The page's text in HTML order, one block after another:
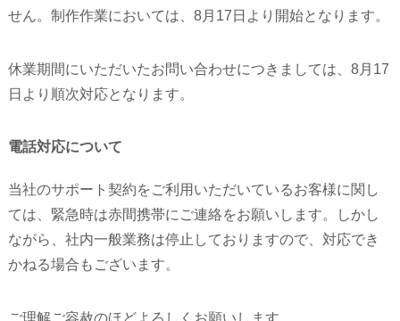
せん。制作作業においては、8月17日より開始となります。
休業期間にいただいたお問い合わせにつきましては、8月17
日より順次対応となります。
電話対応について
当社のサポート契約をご利用いただいているお客様に関し
ては、緊急時は赤間携帯にご連絡をお願いします。しかし
ながら、社内一般業務は停止しておりますので、対応でき
かねる場合もございます。
ご理解ご容赦のほどよろしくお願いします。